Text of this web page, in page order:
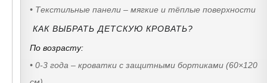
• Текстильные панели – мягкие и тёплые поверхности
КАК ВЫБРАТЬ ДЕТСКУЮ КРОВАТЬ?
По возрасту:
• 0-3 года – кроватки с защитными бортиками (60×120